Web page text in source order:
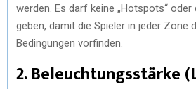
werden. Es darf keine „Hotspots“ oder
geben, damit die Spieler in jeder Zone
Bedingungen vorfinden.
2. Beleuchtungsstärke